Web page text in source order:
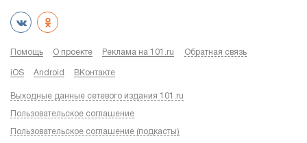
Помощь О проекте Реклама на 101.ru Обратная связь
iOS Android ВКонтакте
Выходные данные сетевого издания 101.ru
Пользовательское соглашение
Пользовательское соглашение (подкасты)